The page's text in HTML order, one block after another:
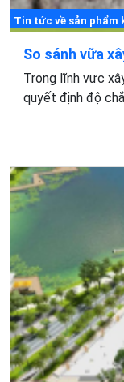
Tin tức về sản phẩm
So sánh vữa
Trong lĩnh vực
quyết định độ